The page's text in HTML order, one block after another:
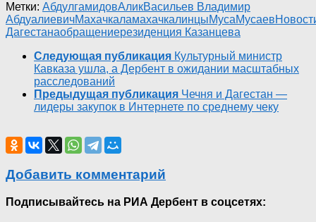
Метки: АбдулгамидовАликВасильев Владимир
АбдуалиевичМахачкаламахачкалинцыМусаМусаев
Дагестанаобращениерезиденция Казанцева
Следующая публикация Культурный министр
Кавказа ушла, а Дербент в ожидании масштабных
расследований
Предыдущая публикация Чечня и Дагестан —
лидеры закупок в Интернете по среднему чеку
Добавить комментарий
Подписывайтесь на РИА Дербент в соцсетях: